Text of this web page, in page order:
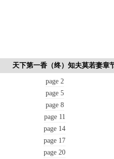
天下第一香（终）知夫莫若妻章
page 2
page 5
page 8
page 11
page 14
page 17
page 20